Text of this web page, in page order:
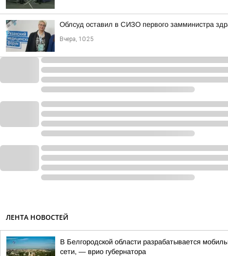
Облсуд оставил в СИЗО первого замминистра
Вчера, 10:25
ЛЕНТА НОВОСТЕЙ
В Белгородской области разрабатывается
сети, — врио губернатора